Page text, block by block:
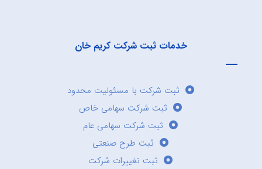
خدمات ثبت شرکت کریم خان
ثبت شرکت با مسئولیت محدود
ثبت شرکت سهامی خاص
ثبت شرکت سهامی عام
ثبت طرح صنعتی
ثبت تغییرات شرکت